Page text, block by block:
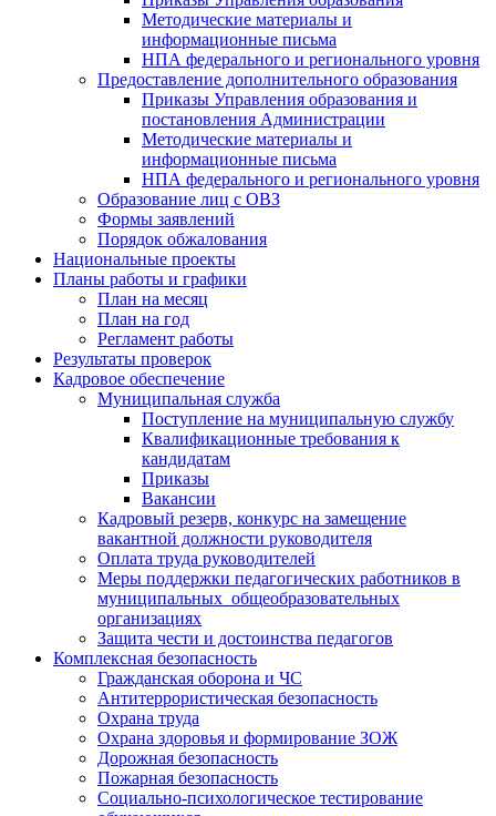
Методические материалы и
информационные письма
НПА федерального и регионального уровня
Предоставление дополнительного образования
Приказы Управления образования и
постановления Администрации
Методические материалы и
информационные письма
НПА федерального и регионального уровня
Образование лиц с ОВЗ
Формы заявлений
Порядок обжалования
Национальные проекты
Планы работы и графики
План на месяц
План на год
Регламент работы
Результаты проверок
Кадровое обеспечение
Муниципальная служба
Поступление на муниципальную службу
Квалификационные требования к
кандидатам
Приказы
Вакансии
Кадровый резерв, конкурс на замещение
вакантной должности руководителя
Оплата труда руководителей
Меры поддержки педагогических работников в
муниципальных общеобразовательных
организациях
Защита чести и достоинства педагогов
Комплексная безопасность
Гражданская оборона и ЧС
Антитеррористическая безопасность
Охрана труда
Охрана здоровья и формирование ЗОЖ
Дорожная безопасность
Пожарная безопасность
Социально-психологическое тестирование